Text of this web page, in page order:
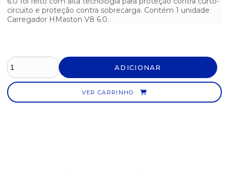
circuito e proteção contra sobrecarga. Contém 1 unidade
Carregador HMaston V8 6.0.
ADICIONAR
VER CARRINHO